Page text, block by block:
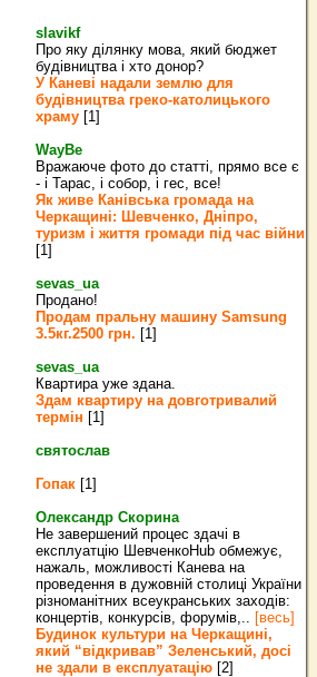
slavikf
Про яку ділянку мова, який бюджет
будівництва і хто донор?
У Каневі надали землю для
будівництва греко‐католицького
храму [1]
WayBe
Вражаюче фото до статті, прямо все є
- і Тарас, і собор, і гес, все!
Як живе Канівська громада на
Черкащині: Шевченко, Дніпро,
туризм і життя громади під час війни
[1]
sevas_ua
Продано!
Продам пральну машину Samsung
3.5кг.2500 грн. [1]
sevas_ua
Квартира уже здана.
Здам квартиру на довготривалий
термін [1]
святослав
Гопак [1]
Олександр Скорина
Не завершений процес здачі в
експлуатцію ШевченкоHub обмежує,
нажаль, можливості Канева на
проведення в дужовній столиці України
різноманітних всеукранських заходів:
концертів, конкурсів, форумів,.. [весь]
Будинок культури на Черкащині,
який “відкривав” Зеленський, досі
не здали в експлуатацію [2]